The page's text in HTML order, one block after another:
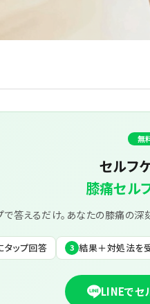
無
セルフ
膝痛セル
答えるだけ。あなたの膝痛の深
タップ回答 3 結果＋対処法を
LINEでセ